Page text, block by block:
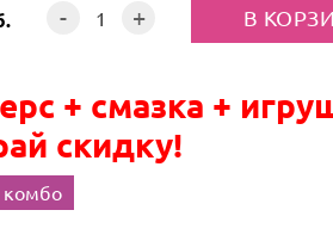
- +
+ смазка +
скидку!
комбо